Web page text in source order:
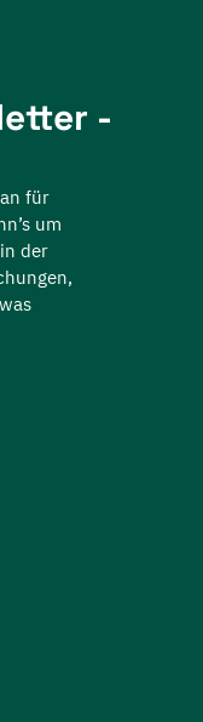
-
für
um
der